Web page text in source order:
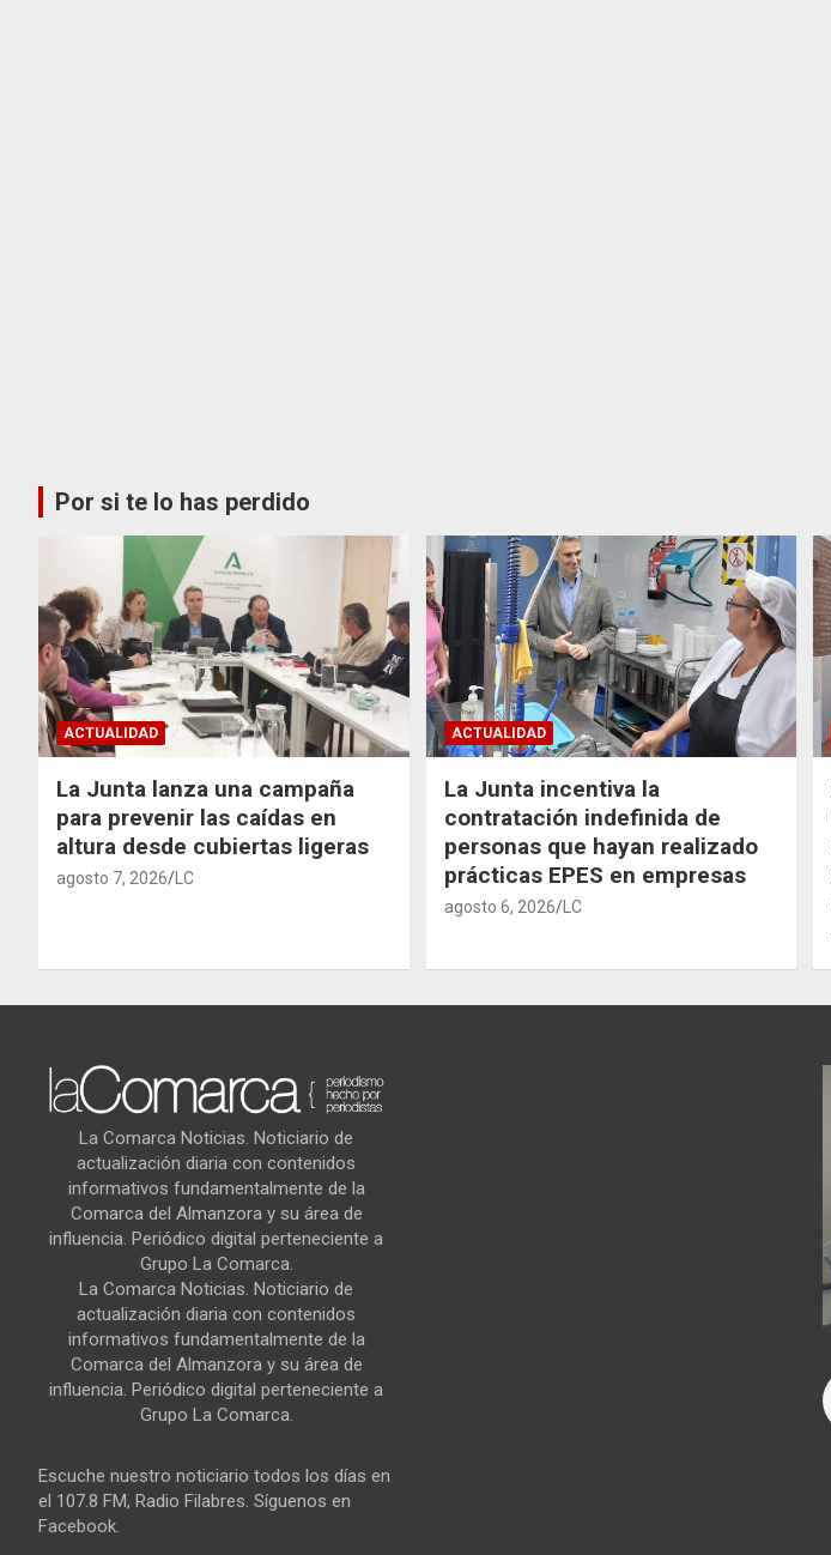
Por si te lo has perdido
ACTUALIDAD
La Junta lanza una campaña
para prevenir las caídas en
altura desde cubiertas ligeras
agosto 7, 2026 LC
ACTUALIDAD
La Junta incentiva la
contratación indefinida de
personas que hayan realizado
prácticas EPES en empresas
agosto 6, 2026 LC
La Comarca Noticias. Noticiario de
actualización diaria con contenidos
informativos fundamentalmente de la
Comarca del Almanzora y su área de
influencia. Periódico digital perteneciente a
Grupo La Comarca.
La Comarca Noticias. Noticiario de
actualización diaria con contenidos
informativos fundamentalmente de la
Comarca del Almanzora y su área de
influencia. Periódico digital perteneciente a
Grupo La Comarca.
Escuche nuestro noticiario todos los días en
el 107.8 FM, Radio Filabres. Síguenos en
Facebook.